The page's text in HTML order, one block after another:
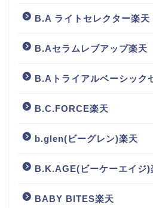
B.A ライトセレクター楽天
B.Aセラムレブアップ楽天
B.Aトライアルベーシック
B.C.FORCE楽天
b.glen(ビーグレン)楽天
B.K.AGE(ビーケーエイジ)
BABY BITES楽天